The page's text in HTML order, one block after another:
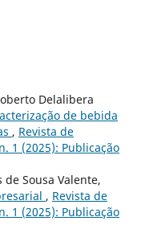
Delalibera
de bebida
, Revista de
1 (2025): Publicação
Sousa Valente,
, Revista de
1 (2025): Publicação